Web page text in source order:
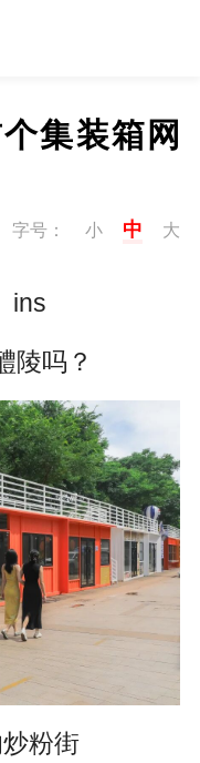
集装箱网
字号： 小 中 大
ins
陵吗？
粉街